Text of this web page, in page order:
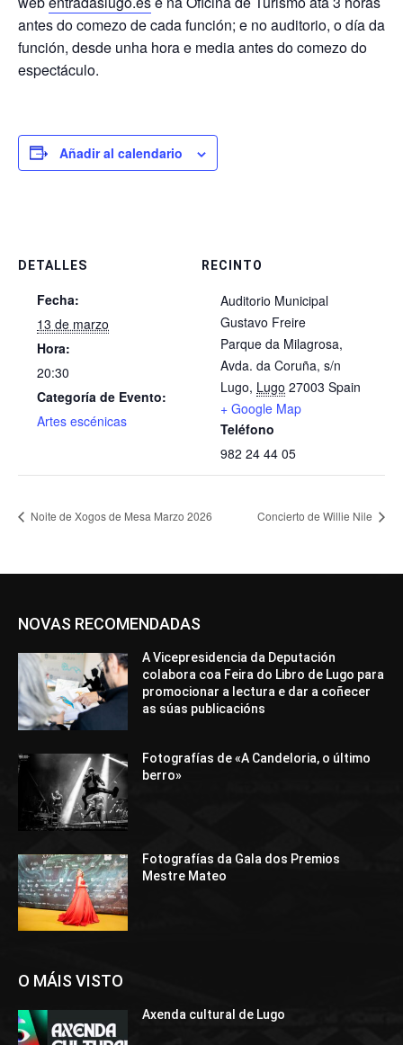
antes do comezo de cada función; e no auditorio, o día da
función, desde unha hora e media antes do comezo do
espectáculo.
Añadir al calendario
DETALLES
Fecha:
13 de marzo
Hora:
20:30
Categoría de Evento:
Artes escénicas
RECINTO
​Auditorio Municipal
Gustavo Freire
Parque da Milagrosa,
Avda. da Coruña, s/n
Lugo, Lugo 27003 Spain
+ Google Map
Teléfono
982 24 44 05
Noite de Xogos de Mesa Marzo 2026 Concierto de Willie Nile
NOVAS RECOMENDADAS
A Vicepresidencia da Deputación
colabora coa Feira do Libro de Lugo para
promocionar a lectura e dar a coñecer
as súas publicacións
Fotografías de «A Candeloria, o último
berro»
Fotografías da Gala dos Premios
Mestre Mateo
O MÁIS VISTO
Axenda cultural de Lugo